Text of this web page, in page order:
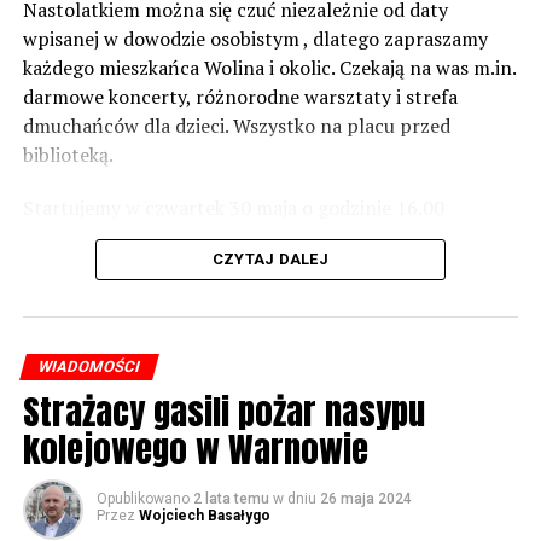
zabezpieczeń. Dopóki nie będzie tych przekroczonych
norm dopuszczalnego hałasu, no to nie możemy nic
zrobić. Tam są odpowiednie normy – 61 i 56 decybeli –
zaznacza.
Foto: Wojciech Basałygo
Nastolatkiem można się czuć niezależnie od daty
wpisanej w dowodzie osobistym , dlatego zapraszamy
każdego mieszkańca Wolina i okolic. Czekają na was m.in.
darmowe koncerty, różnorodne warsztaty i strefa
dmuchańców dla dzieci. Wszystko na placu przed
biblioteką.
występami zespołów „Yellow” i „Specyficzni”.
CZYTAJ DALEJ
WIADOMOŚCI
Strażacy gasili pożar nasypu
kolejowego w Warnowie
Opublikowano 2 lata temu w dniu 26 maja 2024
Przez Wojciech Basałygo